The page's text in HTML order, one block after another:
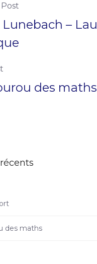
Lunebach –
des maths
des maths